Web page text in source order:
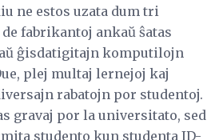
ne estos uzata dum tri
fabrikantoj ankaŭ ŝatas
ĝisdatigitajn komputilojn
plej multaj lernejoj kaj
rabatojn por studentoj.
gravaj por la universitato, sed
studento kun studenta ID-